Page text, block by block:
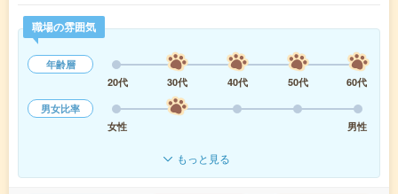
職場の雰囲気
年齢層
20代
30代 40代 50代
60代
男女比率
女性
男性
もっと見る